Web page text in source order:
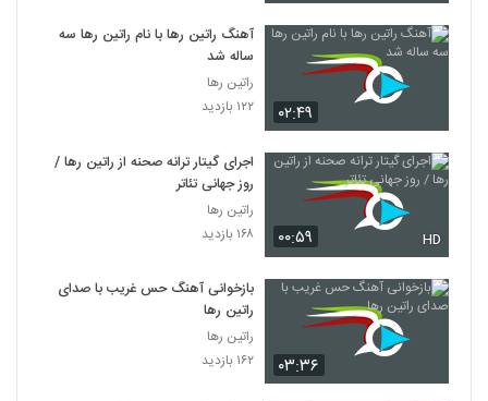
۰۲:۴۹
آهنگ راتین رها با نام راتین رها سه
ساله شد
راتین رها
۱۲۲ بازدید
۰۰:۵۹ HD
اجرای گیتار ترانه صحنه از راتین رها /
روز جهانی تئاتر
راتین رها
۱۶۸ بازدید
۰۳:۳۶
بازخوانی آهنگ حس غریب با صدای
راتین رها
راتین رها
۱۶۲ بازدید